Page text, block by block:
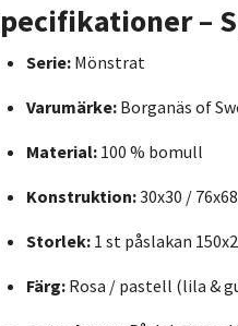
–
Serie: Mönstrat
Varumärke: Borganäs of
Material: 100 % bomull
Konstruktion:30x30 /
Storlek: 1 st påslakan
Färg: Rosa / pastell (lila &